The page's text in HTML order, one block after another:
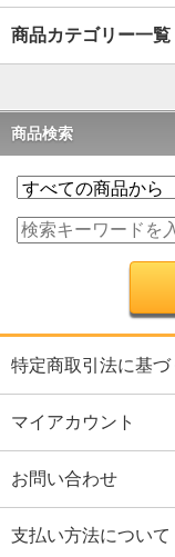
商品カテゴリー一覧
商品検索
特定商取引法に基づ
マイアカウント
お問い合わせ
支払い方法について